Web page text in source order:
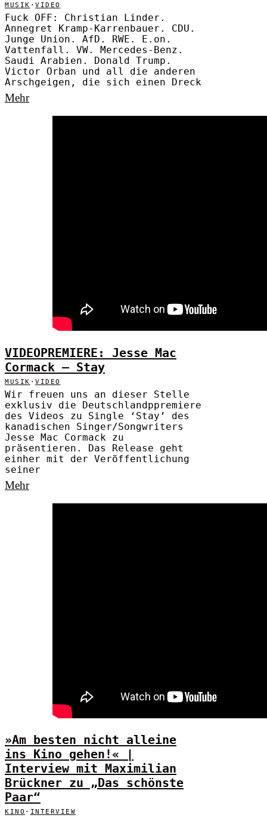
MUSIK · VIDEO
Fuck OFF: Christian Linder.
Annegret Kramp-Karrenbauer. CDU.
Junge Union. AfD. RWE. E.on.
Vattenfall. VW. Mercedes-Benz.
Saudi Arabien. Donald Trump.
Victor Orban und all die anderen
Arschgeigen, die sich einen Dreck
Mehr
VIDEOPREMIERE: Jesse Mac
Cormack – Stay
MUSIK · VIDEO
Wir freuen uns an dieser Stelle
exklusiv die Deutschlandppremiere
des Videos zu Single ‘Stay’ des
kanadischen Singer/Songwriters
Jesse Mac Cormack zu
präsentieren. Das Release geht
einher mit der Veröffentlichung
seiner
Mehr
»Am besten nicht alleine
ins Kino gehen!« |
Interview mit Maximilian
Brückner zu „Das schönste
Paar“
KINO · INTERVIEW